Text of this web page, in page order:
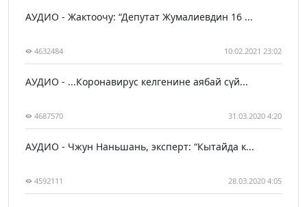
АУДИО - Жактоочу: “Депутат Жумалиевдин 16 ...
4632484 10.02.2021 23:02
АУДИО - ...Коронавирус келгенине аябай сүй...
4687570 31.03.2020 4:20
АУДИО - Чжун Наньшань, эксперт: “Кытайда к...
4592111 28.03.2020 4:05